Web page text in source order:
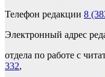
Телефон редакции 8
Электронный адрес
отдела по работе с
332,